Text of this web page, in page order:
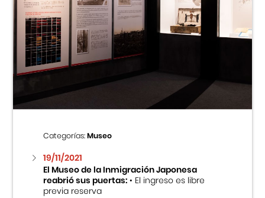
Categorías:Museo
19/11/2021
El Museo de la Inmigración Japonesa
reabrió sus puertas:• El ingreso es libre
previa reserva